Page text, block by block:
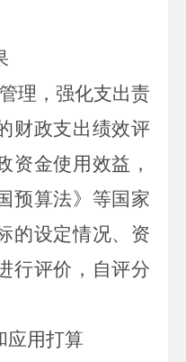
理，强化支出责
财政支出绩效评
资金使用效益，
预算法》等国家
的设定情况、资
行评价，自评分
应用打算